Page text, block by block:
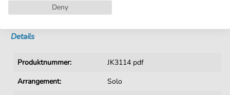
Sofortiger Download nach Kauf
Details
Produktnummer:
JK3114 pdf
Arrangement:
Solo
Deny